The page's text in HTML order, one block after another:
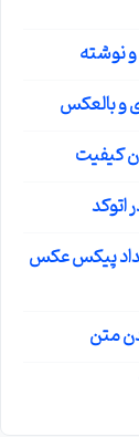
نوشته
و بالعکس
کیفیت
پیکس عکس
متن